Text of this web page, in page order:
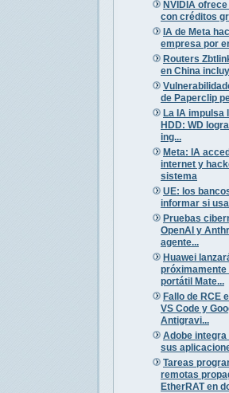
NVIDIA ofrece
con créditos
IA de Meta
empresa por
Routers
en China
de Paperclip
La IA impulsa
HDD: WD
ing...
Meta: IA
internet y
sistema
UE: los
informar si
Pruebas
OpenAI y
agente...
Huawei
próximamente
portátil Mate...
Fallo de RCE
VS Code y
Antigravi...
Adobe integra
sus
Tareas
remotas
EtherRAT en